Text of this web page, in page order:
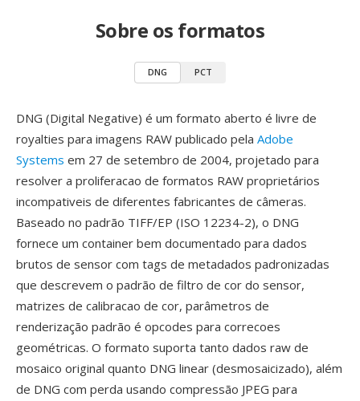
Sobre os formatos
DNG PCT
DNG (Digital Negative) é um formato aberto é livre de
royalties para imagens RAW publicado pela Adobe
Systems em 27 de setembro de 2004, projetado para
resolver a proliferacao de formatos RAW proprietários
incompativeis de diferentes fabricantes de câmeras.
Baseado no padrão TIFF/EP (ISO 12234-2), o DNG
fornece um container bem documentado para dados
brutos de sensor com tags de metadados padronizadas
que descrevem o padrão de filtro de cor do sensor,
matrizes de calibracao de cor, parâmetros de
renderização padrão é opcodes para correcoes
geométricas. O formato suporta tanto dados raw de
mosaico original quanto DNG linear (desmosaicizado), além
de DNG com perda usando compressão JPEG para